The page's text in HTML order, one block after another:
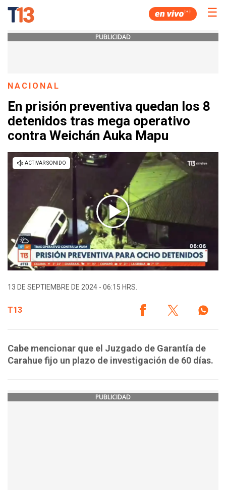
☰
PUBLICIDAD
NACIONAL
En prisión preventiva quedan los 8
detenidos tras mega operativo
contra Weichán Auka Mapu
13 DE SEPTIEMBRE DE 2024 - 06:15 HRS.
T13
Cabe mencionar que el Juzgado de Garantía de
Carahue fijo un plazo de investigación de 60 días.
PUBLICIDAD